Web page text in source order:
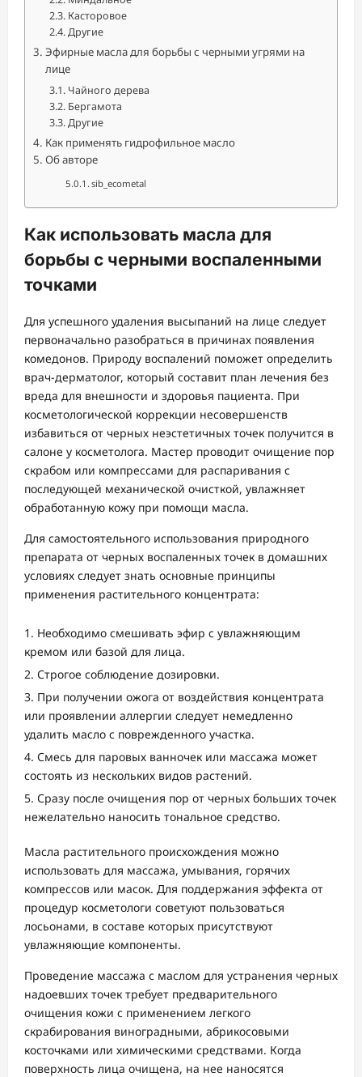
Касторовое
Другие
Эфирные масла для борьбы с черными угрями на
лице
Чайного дерева
Бергамота
Другие
Как применять гидрофильное масло
Об авторе
sib_ecometal
Как использовать масла для
борьбы с черными воспаленными
точками
Для успешного удаления высыпаний на лице следует
первоначально разобраться в причинах появления
комедонов. Природу воспалений поможет определить
врач-дерматолог, который составит план лечения без
вреда для внешности и здоровья пациента. При
косметологической коррекции несовершенств
избавиться от черных неэстетичных точек получится в
салоне у косметолога. Мастер проводит очищение пор
скрабом или компрессами для распаривания с
последующей механической очисткой, увлажняет
обработанную кожу при помощи масла.
Для самостоятельного использования природного
препарата от черных воспаленных точек в домашних
условиях следует знать основные принципы
применения растительного концентрата:
Необходимо смешивать эфир с увлажняющим
кремом или базой для лица.
Строгое соблюдение дозировки.
При получении ожога от воздействия концентрата
или проявлении аллергии следует немедленно
удалить масло с поврежденного участка.
Смесь для паровых ванночек или массажа может
состоять из нескольких видов растений.
Сразу после очищения пор от черных больших точек
нежелательно наносить тональное средство.
Масла растительного происхождения можно
использовать для массажа, умывания, горячих
компрессов или масок. Для поддержания эффекта от
процедур косметологи советуют пользоваться
лосьонами, в составе которых присутствуют
увлажняющие компоненты.
Проведение массажа с маслом для устранения черных
надоевших точек требует предварительного
очищения кожи с применением легкого
скрабирования виноградными, абрикосовыми
косточками или химическими средствами. Когда
поверхность лица очищена, на нее наносятся